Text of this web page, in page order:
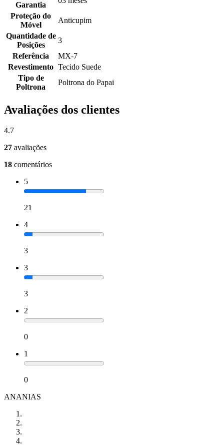
Garantia
Proteção do
Móvel
Anticupim
Quantidade de
Posições
3
Referência
MX-7
Revestimento Tecido Suede
Tipo de
Poltrona
Poltrona do Papai
Avaliações dos clientes
4.7
27 avaliações
18 comentários
5
21
4
3
3
3
2
0
1
0
ANANIAS